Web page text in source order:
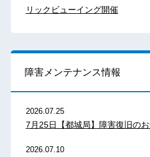
リックビューイング開催
障害メンテナンス情報
2026.07.25
7月25日【都城局】障害復旧の
2026.07.10